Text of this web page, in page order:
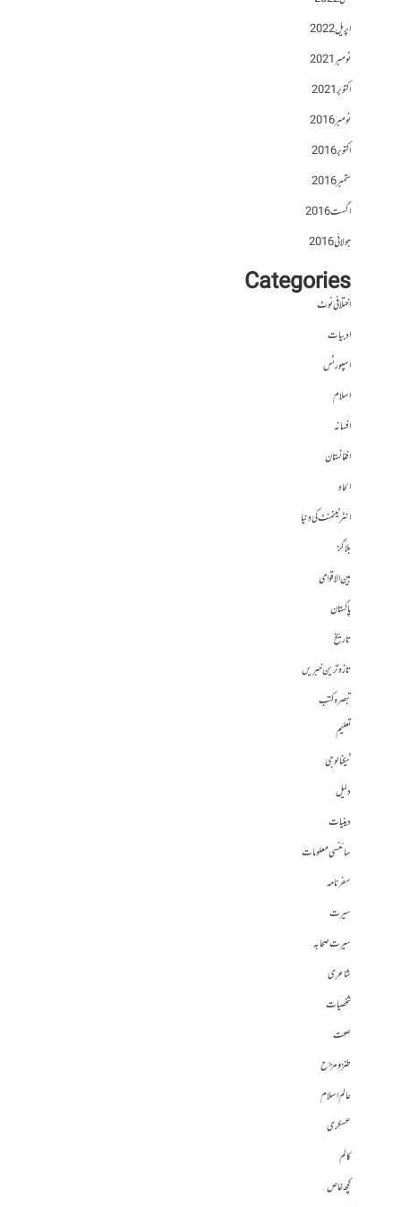
اپریل 2022
نومبر 2021
اکتوبر 2021
نومبر 2016
اکتوبر 2016
ستمبر 2016
اگست 2016
جولائی 2016
Categories
اختلافی نوٹ
ادبیات
اسپورٹس
اسلام
افسانہ
افغانستان
الحاد
انٹرٹینمنٹ کی دنیا
بلاگز
بین الاقوامی
پاکستان
تاریخ
تازہ ترین خبریں
تبصرہ کتب
تعلیم
ٹیکنالوجی
دلیل
دینیات
سائنسی معلومات
سفرنامہ
سیرت
سیرت صحابہ
شاعری
شخصیات
صحت
طنز و مزاح
عالم اسلام
عسکری
کالم
کچھ خاص